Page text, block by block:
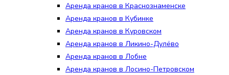
Аренда кранов в Краснознаменске
Аренда кранов в Кубинке
Аренда кранов в Куровском
Аренда кранов в Ликино-Дулёво
Аренда кранов в Лобне
Аренда кранов в Лосино-Петровском